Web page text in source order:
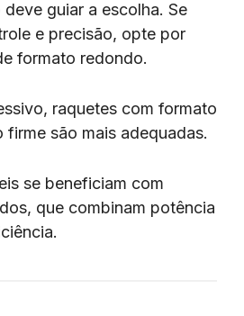
guiar a escolha. Se
e precisão, opte por
formato redondo.
raquetes com formato
firme são mais adequadas.
se beneficiam com
que combinam potência